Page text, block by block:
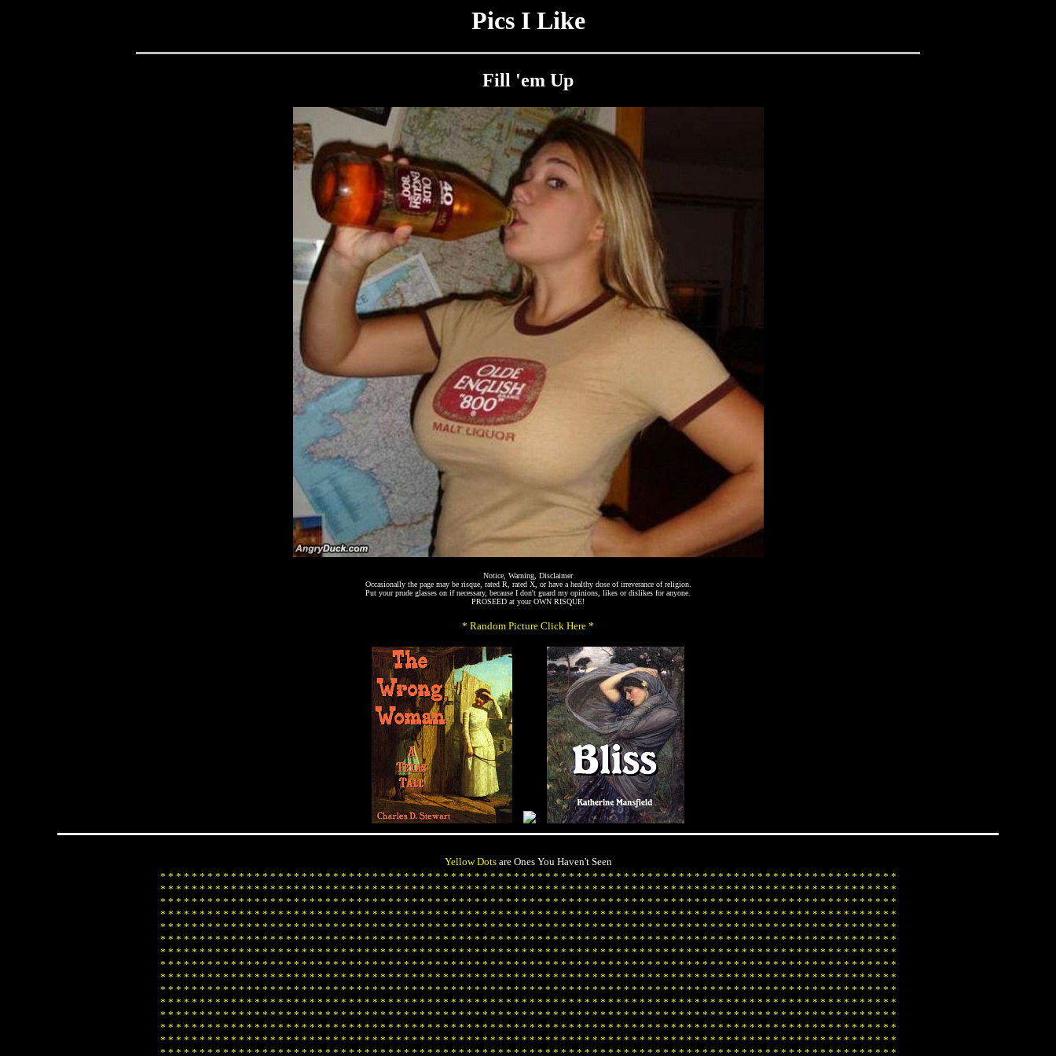
Pics I Like
Fill 'em Up
Notice, Warning, Disclaimer
Occasionally the page may be risque, rated R, rated X, or have a healthy dose of irreverance of religion.
Put your prude glasses on if necessary, because I don't guard my opinions, likes or dislikes for anyone.
PROSEED at your OWN RISQUE!
* Random Picture Click Here *
Yellow Dotsare Ones You Haven't Seen
* * * * * * * * * * * * * * * * * * * * * * * * * * * * * * * * * * * * * * * * * * * * * * * * * * * * * * * * * * * * * * * * * * * * * * * * * * * * * * * * * * * * * * * * * * * * * *
* * * * * * * * * * * * * * * * * * * * * * * * * * * * * * * * * * * * * * * * * * * * * * * * * * * * * * * * * * * * * * * * * * * * * * * * * * * * * * * * * * * * * * * * * * * * * *
* * * * * * * * * * * * * * * * * * * * * * * * * * * * * * * * * * * * * * * * * * * * * * * * * * * * * * * * * * * * * * * * * * * * * * * * * * * * * * * * * * * * * * * * * * * * * *
* * * * * * * * * * * * * * * * * * * * * * * * * * * * * * * * * * * * * * * * * * * * * * * * * * * * * * * * * * * * * * * * * * * * * * * * * * * * * * * * * * * * * * * * * * * * * *
* * * * * * * * * * * * * * * * * * * * * * * * * * * * * * * * * * * * * * * * * * * * * * * * * * * * * * * * * * * * * * * * * * * * * * * * * * * * * * * * * * * * * * * * * * * * * *
* * * * * * * * * * * * * * * * * * * * * * * * * * * * * * * * * * * * * * * * * * * * * * * * * * * * * * * * * * * * * * * * * * * * * * * * * * * * * * * * * * * * * * * * * * * * * *
* * * * * * * * * * * * * * * * * * * * * * * * * * * * * * * * * * * * * * * * * * * * * * * * * * * * * * * * * * * * * * * * * * * * * * * * * * * * * * * * * * * * * * * * * * * * * *
* * * * * * * * * * * * * * * * * * * * * * * * * * * * * * * * * * * * * * * * * * * * * * * * * * * * * * * * * * * * * * * * * * * * * * * * * * * * * * * * * * * * * * * * * * * * * *
* * * * * * * * * * * * * * * * * * * * * * * * * * * * * * * * * * * * * * * * * * * * * * * * * * * * * * * * * * * * * * * * * * * * * * * * * * * * * * * * * * * * * * * * * * * * * *
* * * * * * * * * * * * * * * * * * * * * * * * * * * * * * * * * * * * * * * * * * * * * * * * * * * * * * * * * * * * * * * * * * * * * * * * * * * * * * * * * * * * * * * * * * * * * *
* * * * * * * * * * * * * * * * * * * * * * * * * * * * * * * * * * * * * * * * * * * * * * * * * * * * * * * * * * * * * * * * * * * * * * * * * * * * * * * * * * * * * * * * * * * * * *
* * * * * * * * * * * * * * * * * * * * * * * * * * * * * * * * * * * * * * * * * * * * * * * * * * * * * * * * * * * * * * * * * * * * * * * * * * * * * * * * * * * * * * * * * * * * * *
* * * * * * * * * * * * * * * * * * * * * * * * * * * * * * * * * * * * * * * * * * * * * * * * * * * * * * * * * * * * * * * * * * * * * * * * * * * * * * * * * * * * * * * * * * * * * *
* * * * * * * * * * * * * * * * * * * * * * * * * * * * * * * * * * * * * * * * * * * * * * * * * * * * * * * * * * * * * * * * * * * * * * * * * * * * * * * * * * * * * * * * * * * * * *
* * * * * * * * * * * * * * * * * * * * * * * * * * * * * * * * * * * * * * * * * * * * * * * * * * * * * * * * * * * * * * * * * * * * * * * * * * * * * * * * * * * * * * * * * * * * * *